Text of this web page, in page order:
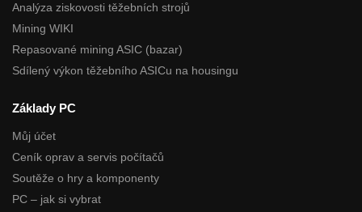
Analýza ziskovosti těžebních strojů
Mining WIKI
Repasované mining ASIC (bazar)
Sdílený výkon těžebního ASICu na housingu
Základy PC
Můj účet
Ceník oprav a servis počítačů
Soutěže o hry a komponenty
PC – jak si vybrat